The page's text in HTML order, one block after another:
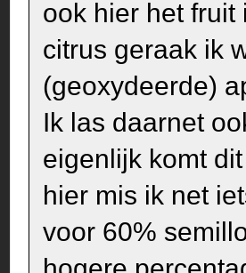
ook hier het fruit
citrus geraak ik
(geoxydeerde)
Ik las daarnet
eigenlijk komt
hier mis ik net
voor 60%